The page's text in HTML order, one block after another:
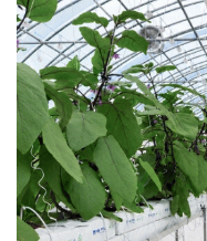
영암 가뭄 '비상'… 서삼석